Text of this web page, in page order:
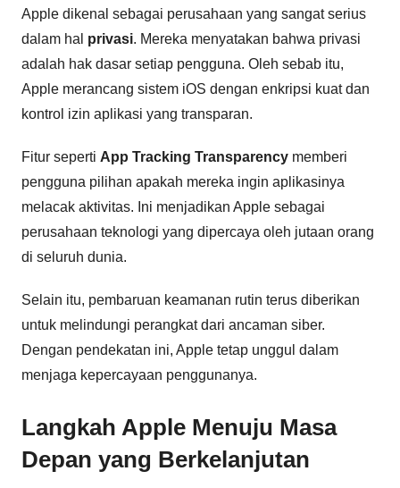
Apple dikenal sebagai perusahaan yang sangat serius
dalam hal privasi. Mereka menyatakan bahwa privasi
adalah hak dasar setiap pengguna. Oleh sebab itu,
Apple merancang sistem iOS dengan enkripsi kuat dan
kontrol izin aplikasi yang transparan.
Fitur seperti App Tracking Transparency memberi
pengguna pilihan apakah mereka ingin aplikasinya
melacak aktivitas. Ini menjadikan Apple sebagai
perusahaan teknologi yang dipercaya oleh jutaan orang
di seluruh dunia.
Selain itu, pembaruan keamanan rutin terus diberikan
untuk melindungi perangkat dari ancaman siber.
Dengan pendekatan ini, Apple tetap unggul dalam
menjaga kepercayaan penggunanya.
Langkah Apple Menuju Masa
Depan yang Berkelanjutan